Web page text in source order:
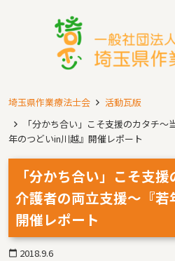
埼玉県作業療法士会
活動瓦版
「分かち合い」こそ支援のカタチ
年のつどいin川越』開催レポート
「分かち合い」こそ支
介護者の両立支援～『若
開催レポート
calendar_today 2018.9.6